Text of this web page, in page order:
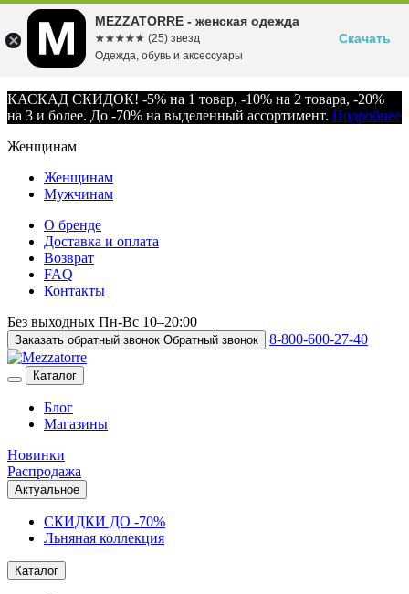
КАСКАД СКИДОК! -5% на 1 товар, -10% на 2 товара, -20%
на 3 и более. До -70% на выделенный ассортимент. Подробнее
Женщинам
Женщинам
Мужчинам
О бренде
Доставка и оплата
Возврат
FAQ
Контакты
Без выходных Пн-Вс 10–20:00
Заказать обратный звонок Обратный звонок 8-800-600-27-40
Каталог
Блог
Магазины
Новинки
Распродажа
Актуальное
СКИДКИ ДО -70%
Льняная коллекция
Каталог
MEZZATORRE - женская одежда
☆☆☆☆☆
★★★★★ (25) звезд
Одежда, обувь и аксессуары
Скачать